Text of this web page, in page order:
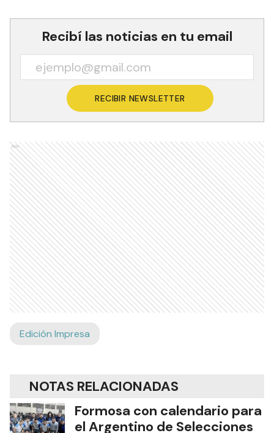
Recibí las noticias en tu email
RECIBIR NEWSLETTER
Ads
Edición Impresa
NOTAS RELACIONADAS
Formosa con calendario para
el Argentino de Selecciones